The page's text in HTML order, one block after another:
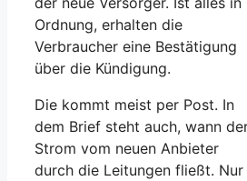
Ordnung, erhalten die
Verbraucher eine Bestätigung
über die Kündigung.
Die kommt meist per Post. In
dem Brief steht auch, wann
Strom vom neuen Anbieter
durch die Leitungen fließt. Nur